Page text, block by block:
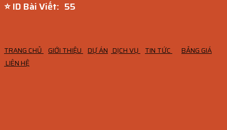
⭐ ID Bài Viết: 53
TRANG CHỦ GIỚI THIỆU DỰ ÁN DỊCH VỤ TIN TỨC
BẢNG GIÁ
LIÊN HỆ